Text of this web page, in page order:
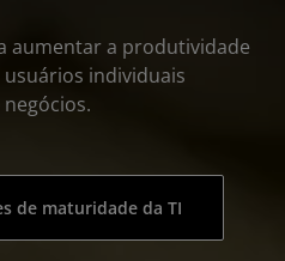
aumentar a produtividade
individuais
de maturidade da TI